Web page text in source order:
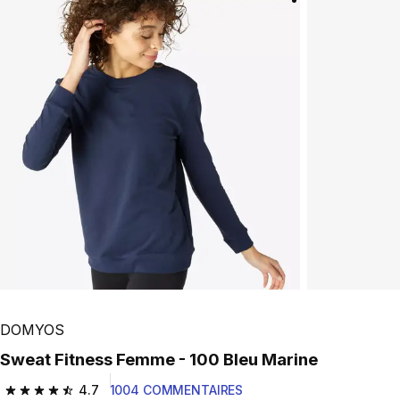
DOMYOS
Sweat Fitness Femme - 100 Bleu Marine
4.7
4.7 out of 5 stars from 1004 reviews
1004 COMMENTAIRES